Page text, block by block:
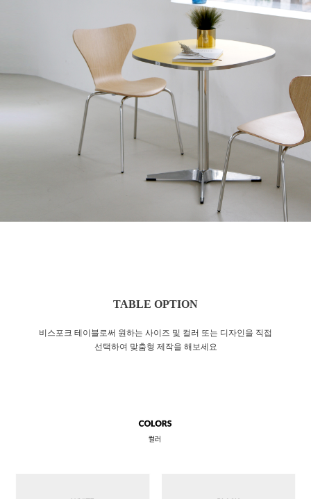
TABLE OPTION
비스포크 테이블로써 원하는 사이즈 및 컬러 또는 디자인을 직접
선택하여 맞춤형 제작을 해보세요